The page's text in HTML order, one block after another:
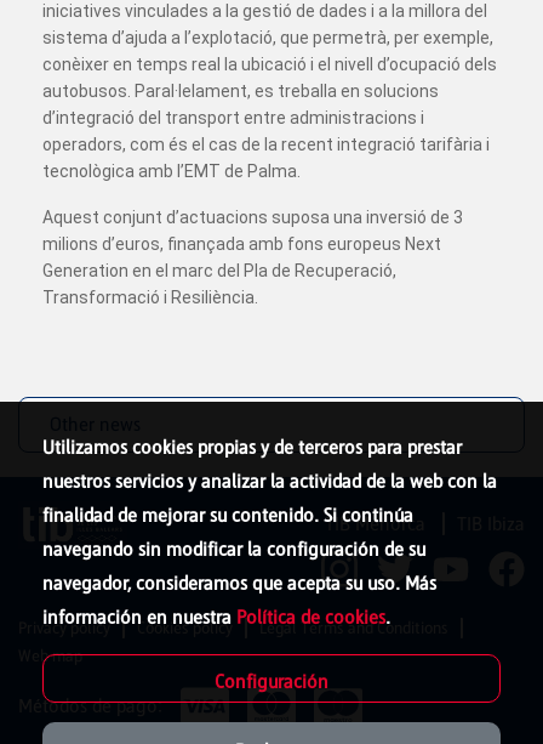
iniciatives vinculades a la gestió de dades i a la millora del
sistema d’ajuda a l’explotació, que permetrà, per exemple,
conèixer en temps real la ubicació i el nivell d’ocupació dels
autobusos. Paral·lelament, es treballa en solucions
d’integració del transport entre administracions i
operadors, com és el cas de la recent integració tarifària i
tecnològica amb l’EMT de Palma.
Aquest conjunt d’actuacions suposa una inversió de 3
milions d’euros, finançada amb fons europeus Next
Generation en el marc del Pla de Recuperació,
Transformació i Resiliència.
Utilizamos cookies propias y de terceros para prestar
nuestros servicios y analizar la actividad de la web con la
finalidad de mejorar su contenido. Si continúa
navegando sin modificar la configuración de su
navegador, consideramos que acepta su uso. Más
información en nuestra Política de cookies.
Configuración
TIB Menorca
Privacy policy Cookies policy
Legal Terms and Conditions
Web map
Métodos de pago: